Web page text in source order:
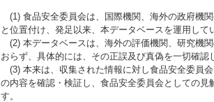
(1) 食品安全委員会は、国際機関、海外の政府機
と位置付け、発足以来、本データベースを運用して
(2) 本データベースは、海外の評価機関、研究機
おらず、具体的には、その正誤及び真偽を一切確
(3) 本来は、収集された情報に対し食品安全委員
の内容を確認・検証し、食品安全委員会としての
す。